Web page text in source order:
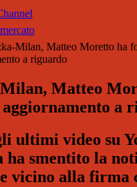
Milan, Matteo Moretto ha
a riguardo
Matteo
a
ultimi video su
ha smentito la
vicino alla firma